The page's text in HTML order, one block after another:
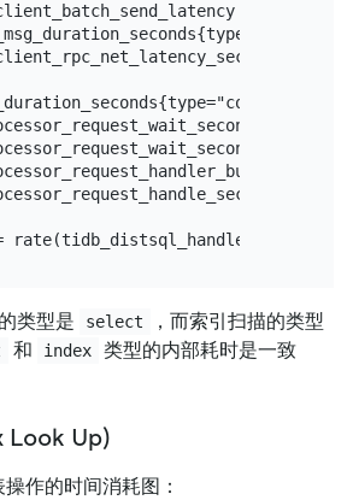
+
类型是 select
，而索引扫描的类型
和 index
类型的内部耗时是一致
Look Up)
作的时间消耗图：